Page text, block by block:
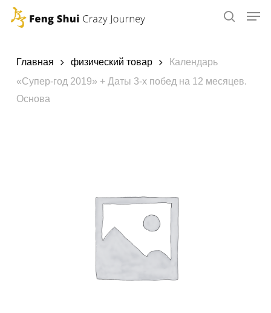
Skip
contentГлавная физический товар
Календарь
«Супер-год 2019» + Даты 3-х побед на 12 месяцев.
Основа